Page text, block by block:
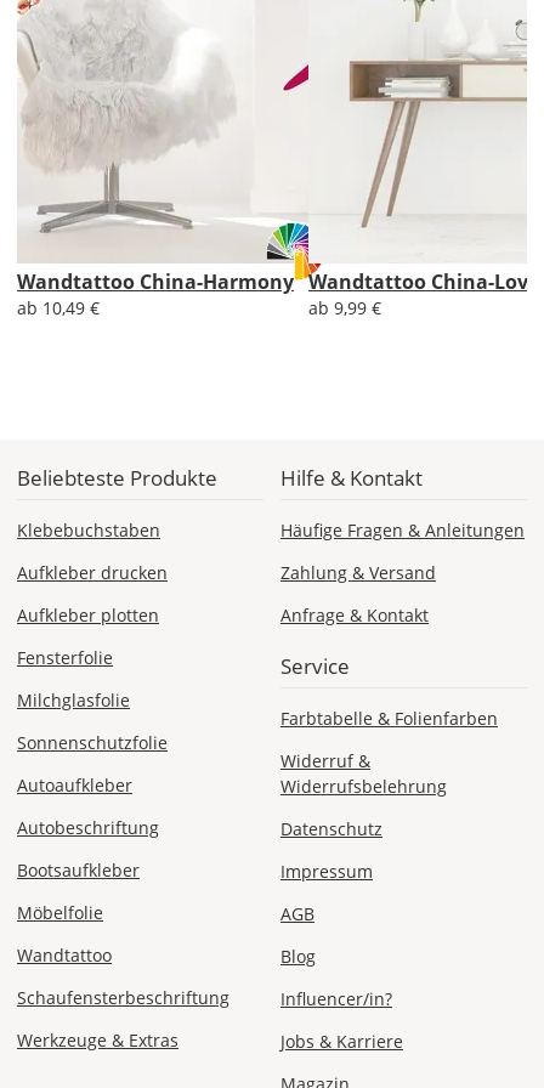
Versandkosten?
DE
Sa., 15.08. -
Do., 20.08.
1,99 EUR
Produktionsaufschlag
EUR
Priority
Deutschland
Sa., 15.08.
ab 7,98
Produktionsaufschlag
ab 5,99 EUR*
EUR
EU
AT
Wandtattoo China-Harmony
ab 10,49 €
Wandtattoo China-Love
ab 9,99 €
Beliebteste Produkte
Klebebuchstaben
Aufkleber drucken
Aufkleber plotten
Fensterfolie
Milchglasfolie
Sonnenschutzfolie
Autoaufkleber
Autobeschriftung
Bootsaufkleber
Möbelfolie
Wandtattoo
Schaufensterbeschriftung
Werkzeuge & Extras
Hilfe & Kontakt
Häufige Fragen & Anleitungen
Zahlung & Versand
Anfrage & Kontakt
Service
Farbtabelle & Folienfarben
Widerruf &
Widerrufsbelehrung
Datenschutz
Impressum
AGB
Blog
Influencer/in?
Jobs & Karriere